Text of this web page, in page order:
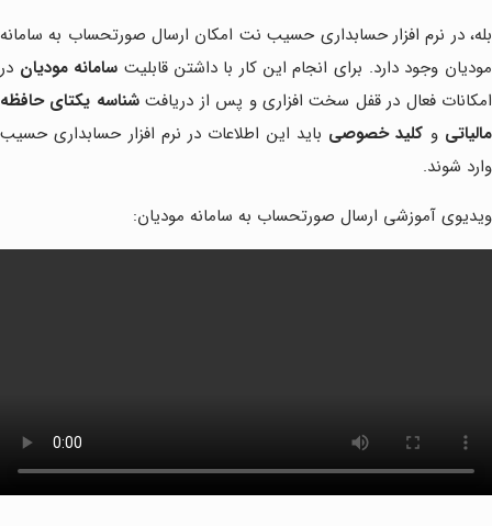
بله، در نرم افزار حسابداری حسیب نت امکان ارسال صورتحساب به سامانه
مودیان وجود دارد. برای انجام این کار با داشتن قابلیت سامانه مودیان در
امکانات فعال در قفل سخت افزاری و پس از دریافتشناسه یکتای حافظه
مالیاتی و کلید خصوصی باید این اطلاعات در نرم افزار حسابداری حسیب
وارد شوند.
ویدیوی آموزشی ارسال صورتحساب به سامانه مودیان: